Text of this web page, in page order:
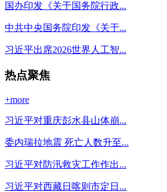
国办印发《关于国务院行政...
中共中央国务院印发《关于...
习近平出席2026世界人工智...
热点聚焦
+more
习近平对重庆彭水县山体崩...
委内瑞拉地震 死亡人数升至...
习近平对防汛救灾工作作出...
习近平对西藏日喀则市定日...